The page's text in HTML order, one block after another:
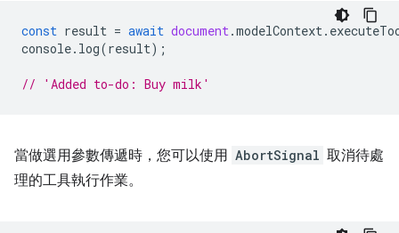
const result = await document.modelContext.
console. log(result);
// 'Added to-do: Buy milk'
當做選用參數傳遞時，您可以使用 AbortSignal 取消待處
理的工具執行作業。